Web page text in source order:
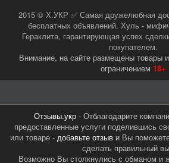
2015 © Х.УКР ✅ Самая дружелюбная
бесплатных объявлений. Хуль -
Гераклита, гарантирующая успех
покупателем.
Внимание, на сайте размещены товары
ограничением 18+
Отзывы.укр - Отблагодарите
предоставленные услуги поделившись
или товаре - добавьте отзыв и Вы
сделать правильный
Возможно Вы столкнулись с обманом и